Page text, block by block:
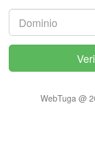
WebTuga @